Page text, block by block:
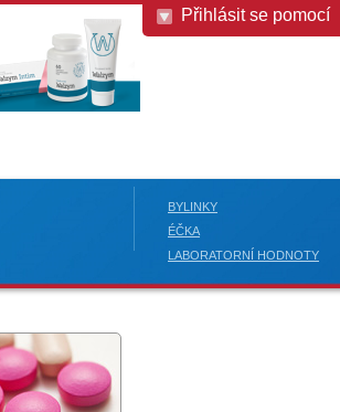
Přihlásit se pomocí
BYLINKY
ÉČKA
LABORATORNÍ HODNOTY